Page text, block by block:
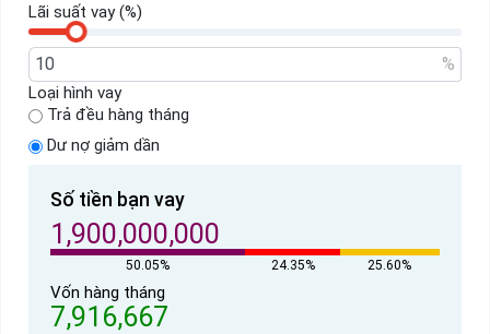
Lãi suất vay (%)
%
Loại hình vay
Trả đều hàng tháng
Dư nợ giảm dần
Số tiền bạn vay
1,900,000,000
50.05% 24.35% 25.60%
Vốn hàng tháng
7,916,667